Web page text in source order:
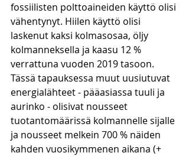
fossiilisten polttoaineiden käyttö olisi
vähentynyt. Hiilen käyttö olisi
laskenut kaksi kolmasosaa, öljy
kolmanneksella ja kaasu 12 %
verrattuna vuoden 2019 tasoon.
Tässä tapauksessa muut uusiutuvat
energialähteet - pääasiassa tuuli ja
aurinko - olisivat nousseet
tuotantomäärissä kolmannelle sijalle
ja nousseet melkein 700 % näiden
kahden vuosikymmenen aikana (+